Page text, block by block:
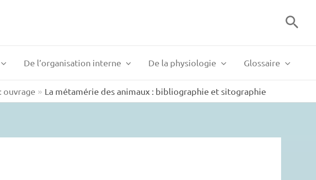
De l’organisation interne De la physiologie Glossaire
ouvrage La métamérie des animaux : bibliographie et sitographie